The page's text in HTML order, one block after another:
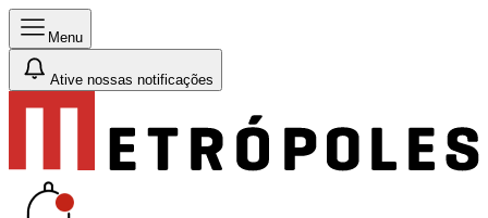
Menu
Ative nossas notificações